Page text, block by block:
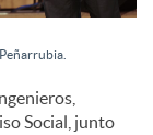
Social, junto